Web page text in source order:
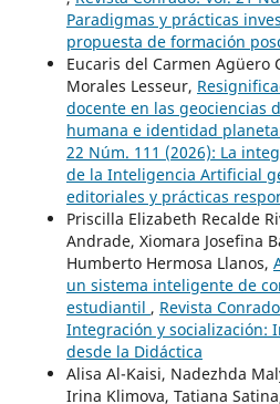
Paradigmas y prácticas
propuesta de formación
Eucaris del Carmen Agüero
Morales Lesseur,
docente en las geociencias
humana e identidad
22 Núm. 111 (2026): La
de la Inteligencia Artificial
editoriales y prácticas
Priscilla Elizabeth Recalde
Andrade, Xiomara Josefina
Humberto Hermosa Llanos,
un sistema inteligente de
estudiantil , Revista
Integración y socialización:
desde la Didáctica
Alisa Al-Kaisi, Nadezhda
Irina Klimova, Tatiana